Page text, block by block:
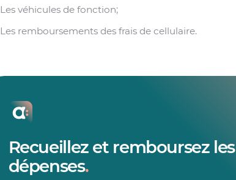
Les véhicules de fonction;
Les remboursements des frais de cellulaire.
Recueillez et remboursez les
dépenses.